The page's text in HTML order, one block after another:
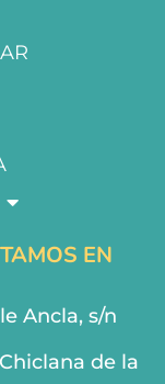
EN
Ancla, s/n
Chiclana de la